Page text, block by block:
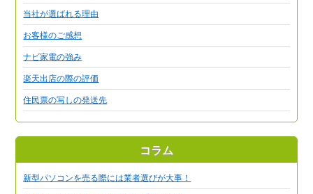
当社が選ばれる理由
お客様のご感想
ナビ家電の強み
楽天出店の際の評価
住民票の写しの発送先
コラム
新型パソコンを売る際には業者選びが大事！